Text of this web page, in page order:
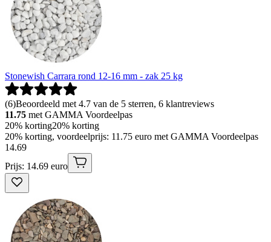
Stonewish Carrara rond 12-16 mm - zak 25 kg
(6)Beoordeeld met 4.7 van de 5 sterren, 6 klantreviews
11.75 met GAMMA Voordeelpas
20% korting20% korting
20% korting, voordeelprijs: 11.75 euro met GAMMA Voordeelpas
14.69
Prijs: 14.69 euro